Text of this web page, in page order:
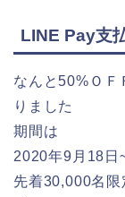
LINE Pay支
なんと50%ＯＦ
りました
期間は
2020年9月18日
先着30,000名限